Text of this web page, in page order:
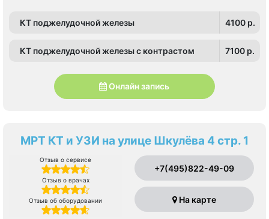
КТ поджелудочной железы 4100 p.
КТ поджелудочной железы с контрастом 7100 p.
Онлайн запись
МРТ КТ и УЗИ на улице Шкулёва 4 стр. 1
Отзыв о сервисе
Отзыв о врачах
Отзыв об оборудовании
+7(495)822-49-09
На карте